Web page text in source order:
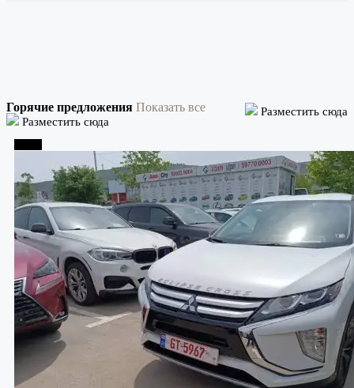
Горячие предложения Показать все
Разместить сюда
Разместить сюда